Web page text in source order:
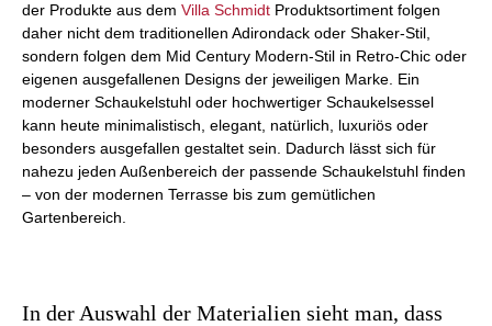
der Produkte aus dem Villa Schmidt Produktsortiment folgen
daher nicht dem traditionellen Adirondack oder Shaker-Stil,
sondern folgen dem Mid Century Modern-Stil in Retro-Chic oder
eigenen ausgefallenen Designs der jeweiligen Marke. Ein
moderner Schaukelstuhl oder hochwertiger Schaukelsessel
kann heute minimalistisch, elegant, natürlich, luxuriös oder
besonders ausgefallen gestaltet sein. Dadurch lässt sich für
nahezu jeden Außenbereich der passende Schaukelstuhl finden
– von der modernen Terrasse bis zum gemütlichen
Gartenbereich.
In der Auswahl der Materialien sieht man, dass